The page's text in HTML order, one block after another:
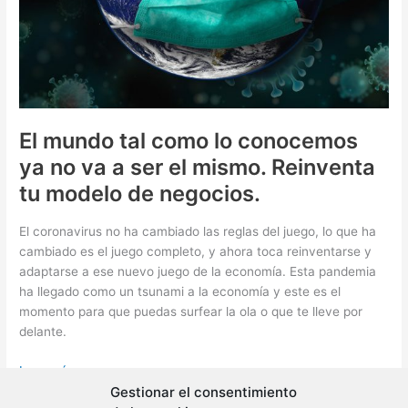
Gestionar el consentimiento
El mundo tal como lo conocemos
ya no va a ser el mismo. Reinventa
tu modelo de negocios.
El coronavirus no ha cambiado las reglas del juego, lo que ha
cambiado es el juego completo, y ahora toca reinventarse y
adaptarse a ese nuevo juego de la economía. Esta pandemia
ha llegado como un tsunami a la economía y este es el
momento para que puedas surfear la ola o que te lleve por
delante.
ElLeer más »